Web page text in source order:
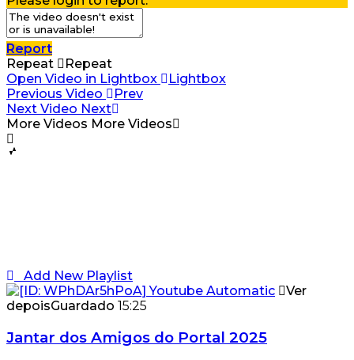
Report
Repeat
Repeat
Open Video in Lightbox
Lightbox
Previous Video
Prev
Next Video Next
More Videos More Videos
Add New Playlist
Ver
depoisGuardado 15:25
Jantar dos Amigos do Portal 2025